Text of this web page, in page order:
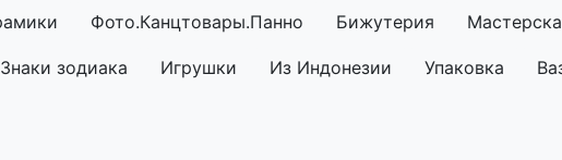
Фото.Канцтовары.Панно Бижутерия
Знаки зодиака Игрушки Из Индонезии Упаковка